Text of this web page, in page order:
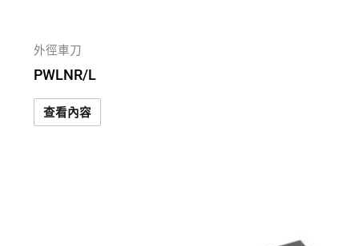
外徑車刀
PWLNR/L
查看內容